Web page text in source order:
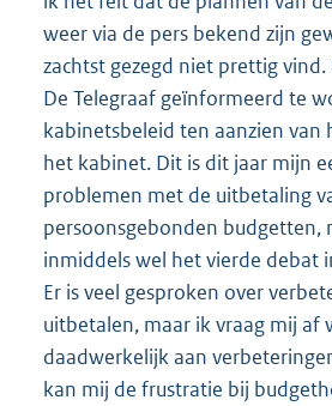
weer via de pers bekend zijn
zachtst gezegd niet prettig
De Telegraaf geïnformeerd te
kabinetsbeleid ten aanzien van
het kabinet. Dit is dit jaar mijn
problemen met de uitbetaling
persoonsgebonden budgetten,
inmiddels wel het vierde debat
Er is veel gesproken over
uitbetalen, maar ik vraag mij af
daadwerkelijk aan
kan mij de frustratie bij